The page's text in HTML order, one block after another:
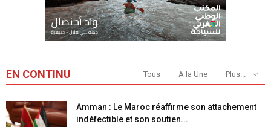
EN CONTINU Tous A la Une Plus...
Amman : Le Maroc réaffirme son attachement
indéfectible et son soutien...